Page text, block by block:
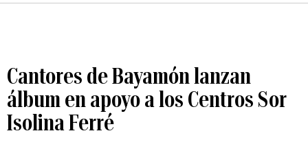
Cantores de Bayamón lanzan
álbum en apoyo a los Centros Sor
Isolina Ferré